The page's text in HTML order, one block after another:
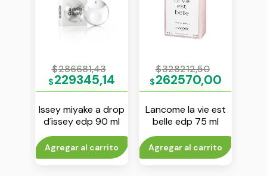
$286681,43
$229345,14
Issey miyake a drop
d´issey edp 90 ml
Agregar al carrito
$328212,50
$262570,00
Lancome la vie est
belle edp 75 ml
Agregar al carrito